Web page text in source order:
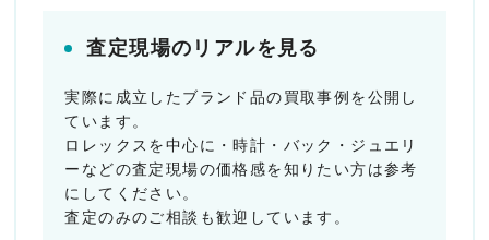
査定現場のリアルを見る
実際に成立したブランド品の買取事例を公開し
ています。
ロレックスを中心に・時計・バック・ジュエリ
ーなどの査定現場の価格感を知りたい方は参考
にしてください。
査定のみのご相談も歓迎しています。